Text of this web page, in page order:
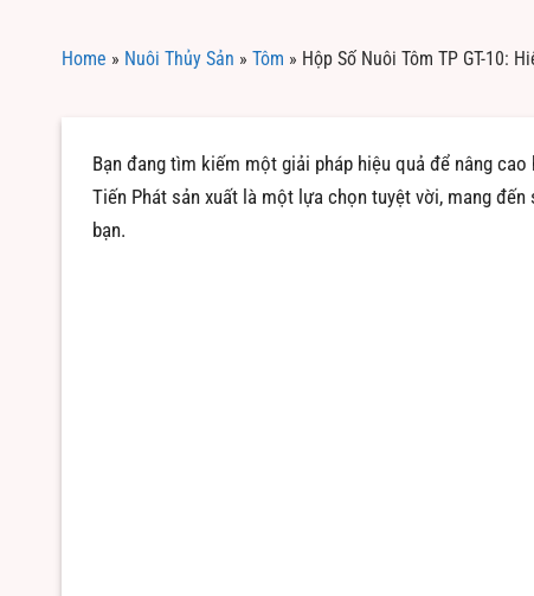
Home » Nuôi Thủy Sản » Tôm » Hộp Số Nuôi Tôm TP GT-10:
Bạn đang tìm kiếm một giải pháp hiệu quả để nâng
Tiến Phát sản xuất là một lựa chọn tuyệt vời, mang
bạn.